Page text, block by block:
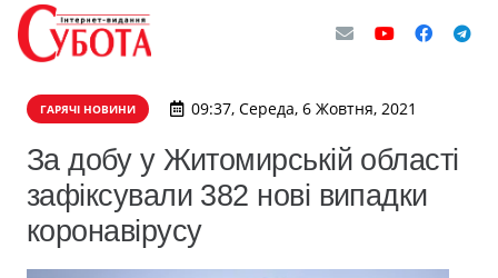
ГАРЯЧІ НОВИНИ 09:37, Середа, 6 Жовтня, 2021
​За добу у Житомирській області
зафіксували 382 нові випадки
коронавірусу